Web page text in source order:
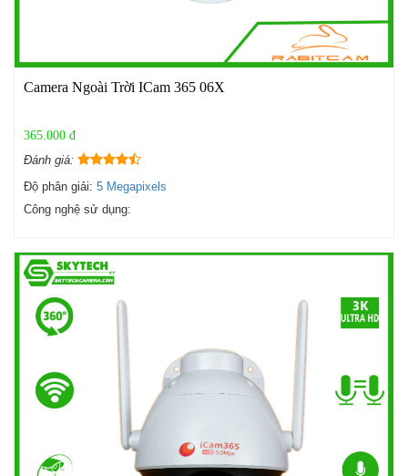
Camera Ngoài Trời ICam 365 06X
365.000 đ
Đánh giá:
Độ phân giải: 5 Megapixels
Công nghệ sử dụng: